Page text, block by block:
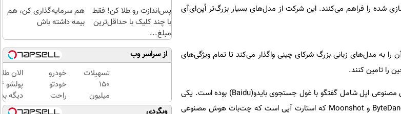
شده را فراهم می‌کنند. این شرکت از مدل‌های بسیار بزرگ‌تر اُپن‌ای‌آی
را به مدل‌های زبانی بزرگ شرکای چینی واگذار می‌کند تا تمام ویژگی‌های
را تامین کنند.
به گفته سه نفر از منابع آگاه، مذاکرات مرتبط با هوش مصنوعی اپل شامل گفتگو با غول جستجوی بایدو(Baidu) بوده است. یکی
از افراد اضافه کرد که اپل همچنین با گروه فناوری ByteDance و Moonshot که استارت آپی است که چت‌بات هوش مصنوعی
پس‌اندازت رو طلا کن! فقط
با چند کلیک با حداقل‌ترین
مبلغ...
هم سرمایه‌گذاری کن، هم
بیمه داشته باش
از سراسر وب
تسهیلات
۱۵۰
میلیون
تومان؛
خودرو
خودتو
راحت
و سریع
الان
دیگه